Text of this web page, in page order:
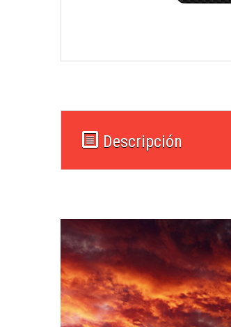
Descripción